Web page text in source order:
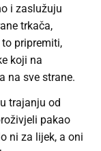
i zaslužuju
trkača,
pripremiti,
koji na
na sve strane.
trajanju od
pakao
ni za lijek, a oni